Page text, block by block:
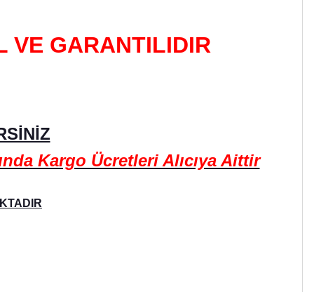
VE GARANTILIDIR
Kargo Ücretleri Alıcıya Aittir